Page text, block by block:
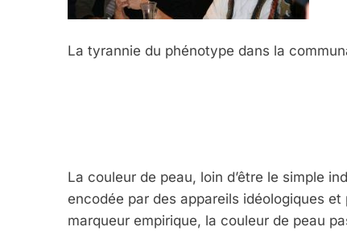
La tyrannie du phénotype dans la
La couleur de peau, loin d’être le simple
encodée par des appareils idéologiques
marqueur empirique, la couleur de peau